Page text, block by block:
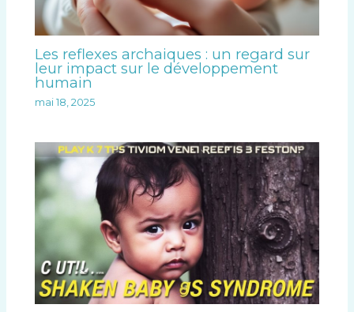
Les reflexes archaiques : un regard sur
leur impact sur le développement
humain
mai 18, 2025